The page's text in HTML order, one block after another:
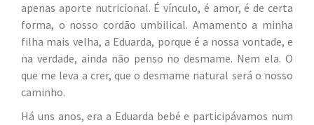
apenas aporte nutricional. É vínculo, é amor, é de certa
forma​,​ o nosso cordão umbilical. Amamento a minha
filha mais velha, a Eduarda, porque é a nossa vontade​, e​
na verdade, ainda não penso no desmame. Nem ela. O
que me leva a crer, que o desmame natural será o nosso
caminho.
Há uns anos, era a Eduarda bebé e ​participávamos​ num